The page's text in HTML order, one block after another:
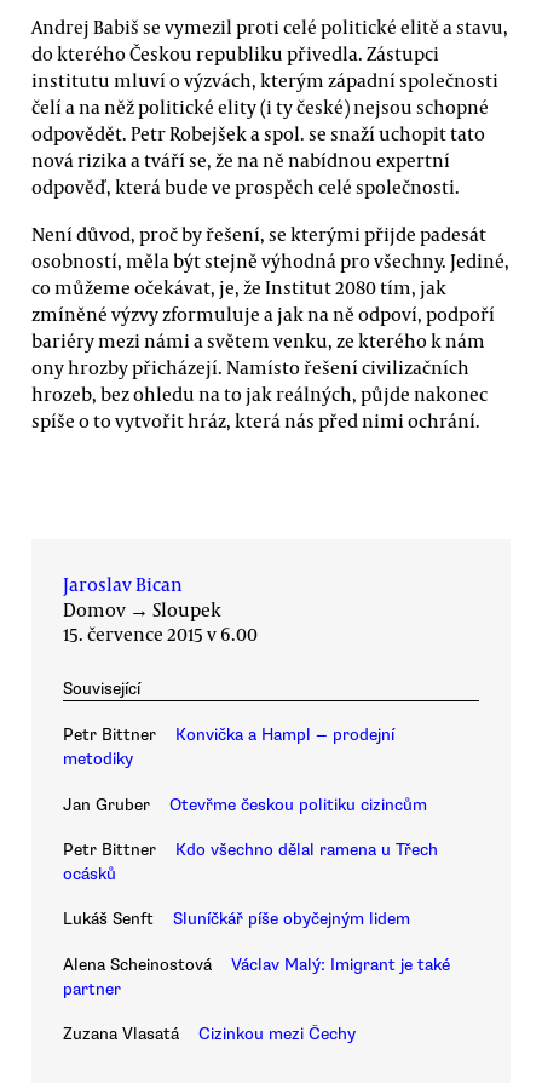
Andrej Babiš se vymezil proti celé politické elitě a stavu,
do kterého Českou republiku přivedla. Zástupci
institutu mluví o výzvách, kterým západní společnosti
čelí a na něž politické elity (i ty české) nejsou schopné
odpovědět. Petr Robejšek a spol. se snaží uchopit tato
nová rizika a tváří se, že na ně nabídnou expertní
odpověď, která bude ve prospěch celé společnosti.
Není důvod, proč by řešení, se kterými přijde padesát
osobností, měla být stejně výhodná pro všechny. Jediné,
co můžeme očekávat, je, že Institut 2080 tím, jak
zmíněné výzvy zformuluje a jak na ně odpoví, podpoří
bariéry mezi námi a světem venku, ze kterého k nám
ony hrozby přicházejí. Namísto řešení civilizačních
hrozeb, bez ohledu na to jak reálných, půjde nakonec
spíše o to vytvořit hráz, která nás před nimi ochrání.
Jaroslav Bican
Domov → Sloupek
15. července 2015 v 6.00
Související
Petr Bittner
Konvička a Hampl — prodejní
metodiky
Jan Gruber Otevřme českou politiku cizincům
Petr Bittner
Kdo všechno dělal ramena u Třech
ocásků
Lukáš Senft Sluníčkář píše obyčejným lidem
Alena Scheinostová
Václav Malý: Imigrant je také
partner
Zuzana Vlasatá Cizinkou mezi Čechy